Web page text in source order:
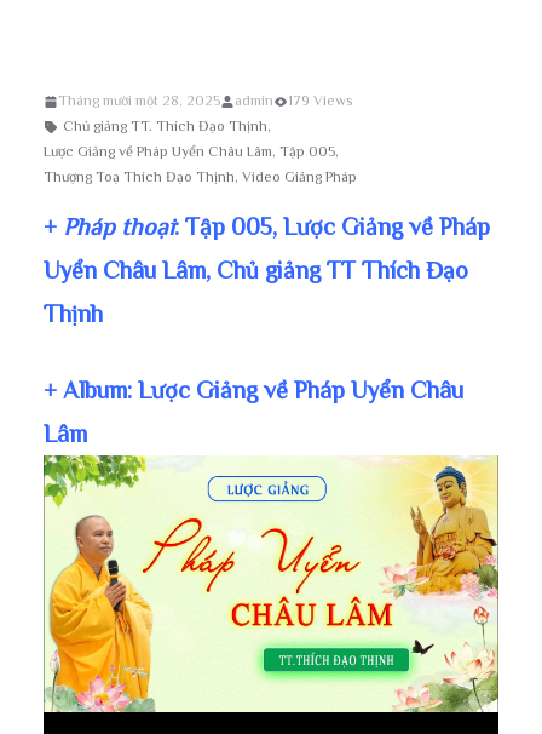
Tháng mười một 28, 2025 admin
179 Views
Chủ giảng TT. Thích Đạo Thịnh,
Lược Giảng về Pháp Uyển Châu Lâm, Tập 005,
Thượng Toạ Thích Đạo Thịnh, Video Giảng Pháp
+ Pháp thoại: Tập 005, Lược Giảng về Pháp
Uyển Châu Lâm, Chủ giảng TT Thích Đạo
Thịnh
+ Album: Lược Giảng về Pháp Uyển Châu
Lâm